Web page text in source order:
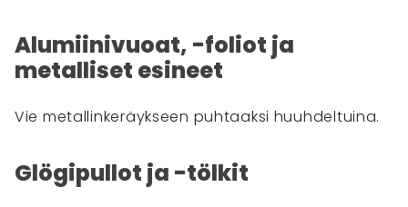
Alumiinivuoat, -foliot ja
metalliset esineet
Vie metallinkeräykseen puhtaaksi huuhdeltuina.
Glögipullot ja -tölkit